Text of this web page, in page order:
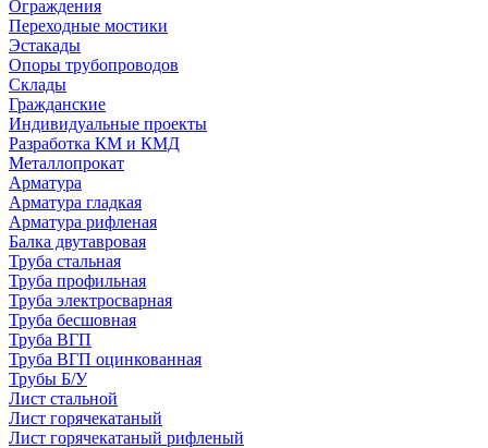
Ограждения
Переходные мостики
Эстакады
Опоры трубопроводов
Склады
Гражданские
Индивидуальные проекты
Разработка КМ и КМД
Металлопрокат
Арматура
Арматура гладкая
Арматура рифленая
Балка двутавровая
Труба стальная
Труба профильная
Труба электросварная
Труба бесшовная
Труба ВГП
Труба ВГП оцинкованная
Трубы Б/У
Лист стальной
Лист горячекатаный
Лист горячекатаный рифленый